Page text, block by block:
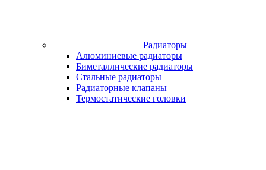
Радиаторы
Алюминиевые радиаторы
Биметаллические радиаторы
Стальные радиаторы
Радиаторные клапаны
Термостатические головки